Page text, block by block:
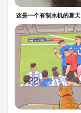
这是一个有制冰机的夏天